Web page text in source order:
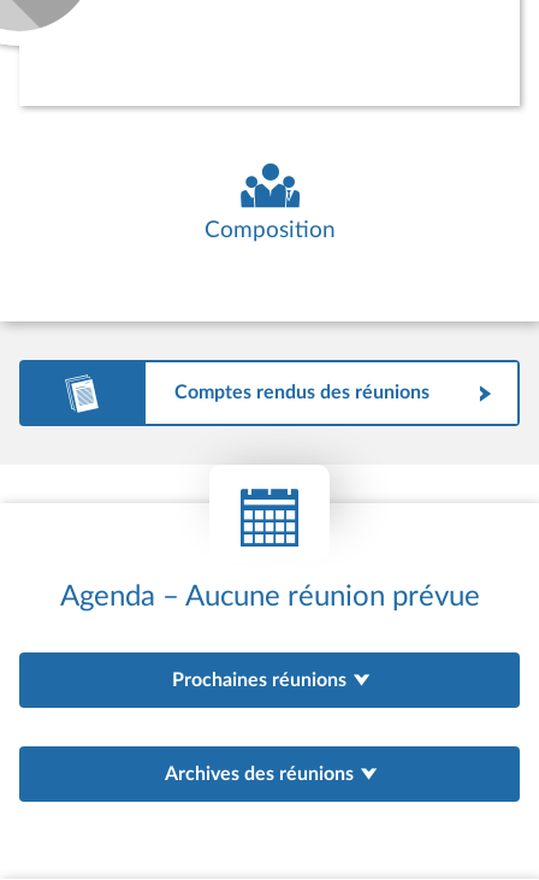
Composition
Comptes rendus des réunions
Agenda – Aucune réunion prévue
Prochaines réunions
Archives des réunions